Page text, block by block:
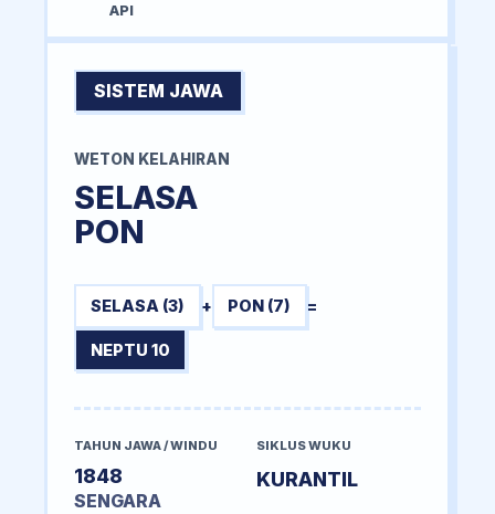
API
SISTEM JAWA
WETON KELAHIRAN
SELASA
PON
SELASA (3) + PON (7) =
NEPTU 10
TAHUN JAWA / WINDU
1848
SENGARA
SIKLUS WUKU
KURANTIL